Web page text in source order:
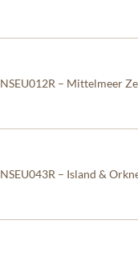
NSEU012R – Mittelmeer
NSEU043R – Island &